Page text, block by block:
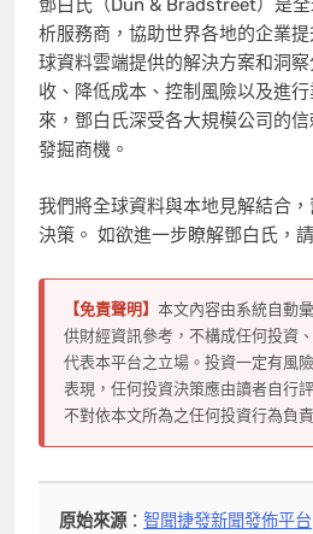
鄧白氏（Dun & Bradstreet）是
析服務商，協助世界各地的企業
球資料雲端提供的解決方案和洞
收、降低成本、控制風險以及進
來，鄧白氏深受各大規模公司的
發掘商機。
我們將全球資料與本地見解結合
決策。 如欲進一步瞭解鄧白氏，
【免責聲明】 本文內容由系統自動
供財經資訊參考，不構成任何投資
代表本平台之立場。投資一定有風
表現，任何投資決策應由讀者自行
不對依本文所為之任何投資行為負責
原始來源：智聞捷發新聞發佈平台